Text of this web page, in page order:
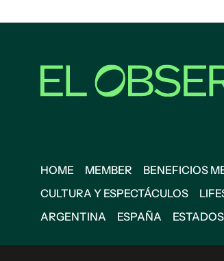
HOME MEMBER BENEFICIOS
CULTURA Y ESPECTÁCULOS
ARGENTINA
ESPAÑA